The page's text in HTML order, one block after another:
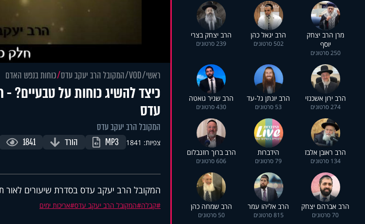
מרן הרב יצחק
יוסף
250 סרטונים
הרב יגאל כהן
502 סרטונים
הרב יצחק בצרי
239 סרטונים
הרב ירון אשכנזי
274 סרטונים
הרב יונתן גל-עד
53 סרטונים
הרב שניר גואטה
430 סרטונים
הרב ראובן אלבז
134 סרטונים
הידברות
79 סרטונים
הרב ברוך רוזנבלום
606 סרטונים
הרב אברהם יצחק
70 סרטונים
הרב אליהו עמר
815 סרטונים
הרב שמחה כהן
50 סרטונים
Video
ראשי VOD המקובל הרב יעקב עדס כוחות בנפש האדם
כיצד להשיג כוחות על טבעיים?
עדס
המקובל הרב יעקב עדס
צפיות: 1841 MP3 הורד 1841
המקובל הרב יעקב עדס בסדרת שיעורים
קבלה המקובל הרב יעקב עדס אריכות ימים